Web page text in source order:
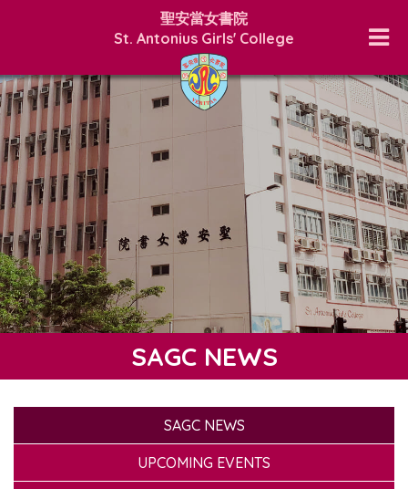
聖安當女書院
St. Antonius Girls' College
SAGC NEWS
SAGC NEWS
UPCOMING EVENTS